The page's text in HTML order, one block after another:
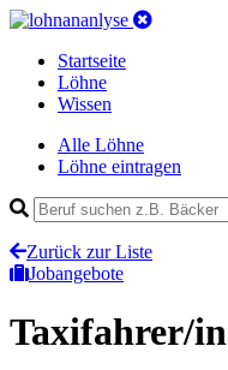
Startseite
Löhne
Wissen
Alle Löhne
Löhne eintragen
Zurück zur Liste
Jobangebote
Taxifahrer/in